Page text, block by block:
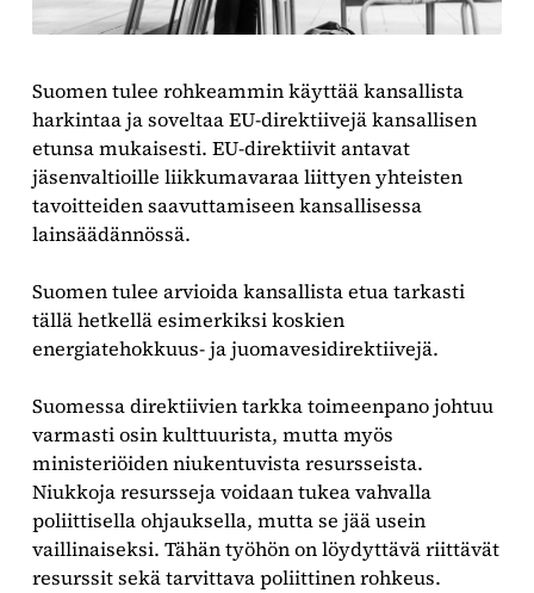
Suomen tulee rohkeammin käyttää kansallista
harkintaa ja soveltaa EU-direktiivejä kansallisen
etunsa mukaisesti. EU-direktiivit antavat
jäsenvaltioille liikkumavaraa liittyen yhteisten
tavoitteiden saavuttamiseen kansallisessa
lainsäädännössä.
Suomen tulee arvioida kansallista etua tarkasti
tällä hetkellä esimerkiksi koskien
energiatehokkuus- ja juomavesidirektiivejä.
Suomessa direktiivien tarkka toimeenpano johtuu
varmasti osin kulttuurista, mutta myös
ministeriöiden niukentuvista resursseista.
Niukkoja resursseja voidaan tukea vahvalla
poliittisella ohjauksella, mutta se jää usein
vaillinaiseksi. Tähän työhön on löydyttävä riittävät
resurssit sekä tarvittava poliittinen rohkeus.